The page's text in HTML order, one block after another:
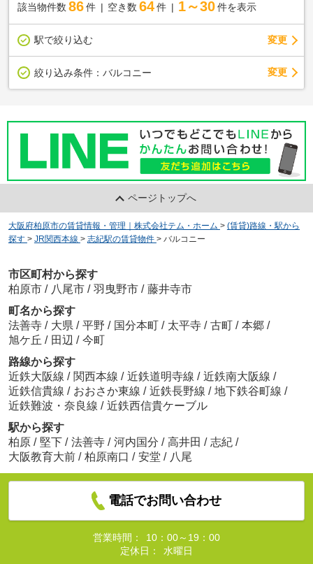
該当物件数 86件 空き数 64 件 1～30 件を表示
駅で絞り込む 変更
絞り込み条件： バルコニー 変更
ページトップへ
大阪府柏原市の賃貸情報・管理｜株式会社テム・ホーム > (賃貸)路線・駅から
探す > JR関西本線 > 志紀駅の賃貸物件 > バルコニー
市区町村から探す
柏原市 / 八尾市 / 羽曳野市 / 藤井寺市
町名から探す
法善寺 / 大県 / 平野 / 国分本町 / 太平寺 / 古町 / 本郷 /
旭ケ丘 / 田辺 / 今町
路線から探す
近鉄大阪線 / 関西本線 / 近鉄道明寺線 / 近鉄南大阪線 /
近鉄信貴線 / おおさか東線 / 近鉄長野線 / 地下鉄谷町線 /
近鉄難波・奈良線 / 近鉄西信貴ケーブル
駅から探す
柏原 / 堅下 / 法善寺 / 河内国分 / 高井田 / 志紀 /
大阪教育大前 / 柏原南口 / 安堂 / 八尾
電話でお問い合わせ
営業時間：
10：00～19：00
定休日：
水曜日